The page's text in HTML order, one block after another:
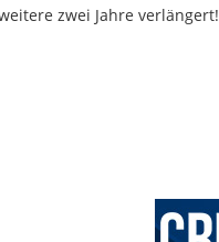
zwei Jahre verlängert!